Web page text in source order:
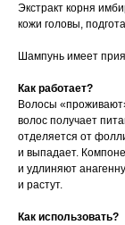
Экстракт корня
кожи головы,
Шампунь имеет
Как работает?
Волосы
волос получает
отделяется от
и выпадает.
и удлиняют
и растут.⠀
Как использовать?